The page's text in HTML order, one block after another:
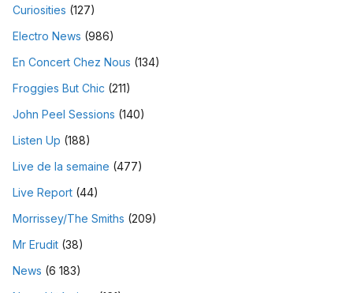
Curiosities (127)
Electro News (986)
En Concert Chez Nous (134)
Froggies But Chic (211)
John Peel Sessions (140)
Listen Up (188)
Live de la semaine (477)
Live Report (44)
Morrissey/The Smiths (209)
Mr Erudit (38)
News (6 183)